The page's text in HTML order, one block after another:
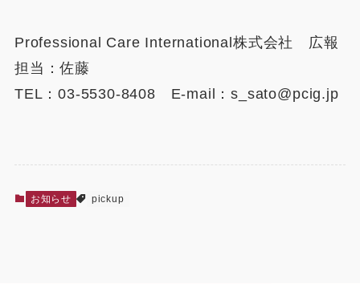
Professional Care International株式会社 広報
担当：佐藤
TEL：03-5530-8408 E-mail：s_sato@pcig.jp
お知らせ pickup